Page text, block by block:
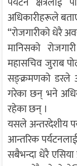
अधिकारीहरूले
“रोजगारीको धेरै
मानिसको
महासचिव जुराब
सङ्क्रमणको
गरेका छन् भने
रहेका छन् ।
यसले अन्तरदेशीय
आन्तरिक
सबैभन्दा धेरै एसिया